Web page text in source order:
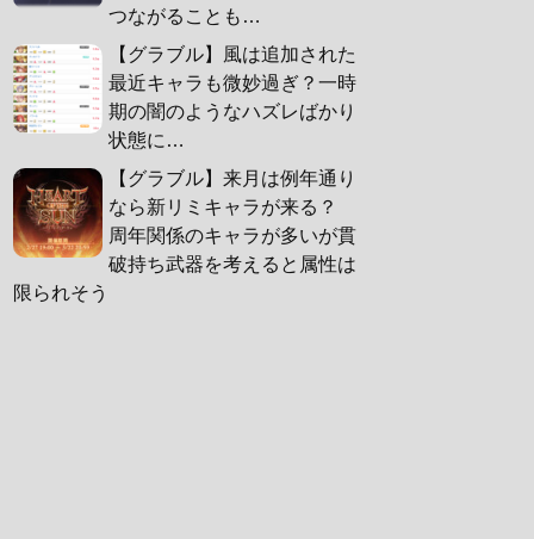
つながることも…
【グラブル】風は追加された
最近キャラも微妙過ぎ？一時
期の闇のようなハズレばかり
状態に…
【グラブル】来月は例年通り
なら新リミキャラが来る？
周年関係のキャラが多いが貫
破持ち武器を考えると属性は
限られそう